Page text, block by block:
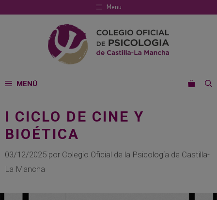
al
Menu
MENÚ
I CICLO DE CINE Y
BIOÉTICA
03/12/2025 por Colegio Oficial de la Psicología de Castilla-
La Mancha